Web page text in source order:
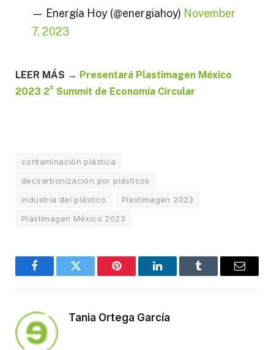
— Energía Hoy (@energiahoy) November
7, 2023
LEER MÁS → Presentará Plastimagen México
2023 2° Summit de Economía Circular
contaminación plástica
decsarbonización por plásticos
industria del plástico
Plastimagen 2023
Plastimagen México 2023
FacebookTwitter Pinterest LinkedInTumblr Email
Tania Ortega García